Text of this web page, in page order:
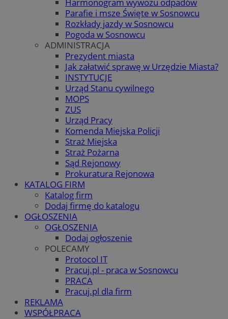
Parafie i msze Święte w Sosnowcu
Rozkłady jazdy w Sosnowcu
Pogoda w Sosnowcu
ADMINISTRACJA
Prezydent miasta
Jak załatwić sprawę w Urzędzie Miasta?
INSTYTUCJE
Urząd Stanu cywilnego
MOPS
ZUS
Urząd Pracy
Komenda Miejska Policji
Straż Miejska
Straż Pożarna
Sąd Rejonowy
Prokuratura Rejonowa
KATALOG FIRM
Katalog firm
Dodaj firmę do katalogu
OGŁOSZENIA
OGŁOSZENIA
Dodaj ogłoszenie
POLECAMY
Protocol IT
Pracuj.pl - praca w Sosnowcu
PRACA
Pracuj.pl dla firm
REKLAMA
WSPÓŁPRACA